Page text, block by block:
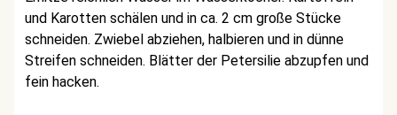
und Karotten schälen und in ca. 2 cm große Stücke
schneiden. Zwiebel abziehen, halbieren und in dünne
Streifen schneiden. Blätter der Petersilie abzupfen und
fein hacken.